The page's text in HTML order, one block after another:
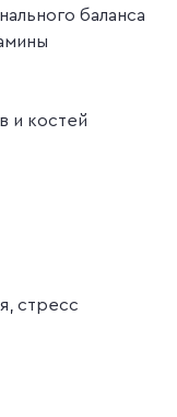
баланса
и костей
стресс